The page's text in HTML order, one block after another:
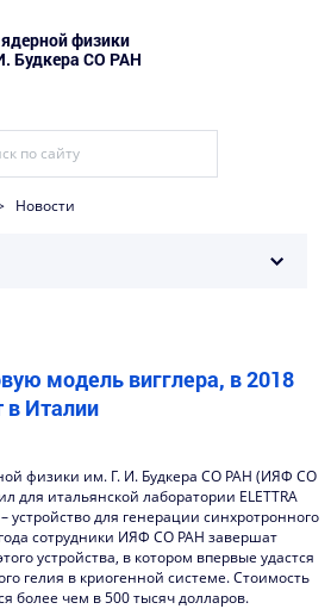
физики
Будкера СО РАН
Новости
модель вигглера, в 2018
в Италии
физики им. Г. И. Будкера СО РАН (ИЯФ СО
для итальянской лаборатории ELETTRA
устройство для генерации синхротронного
сотрудники ИЯФ СО РАН завершат
устройства, в котором впервые удастся
гелия в криогенной системе. Стоимость
более чем в 500 тысяч долларов.